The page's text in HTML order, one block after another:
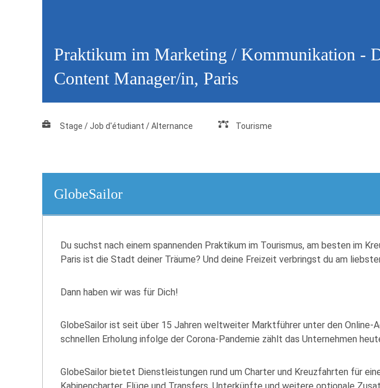
Praktikum im Marketing / Kommunikation -
Content Manager/in, Paris
Stage / Job d'étudiant / Alternance Tourisme
GlobeSailor
Du suchst nach einem spannenden Praktikum im Tourismus, am besten im
Paris ist die Stadt deiner Träume? Und deine Freizeit verbringst du am
Dann haben wir was für Dich!
GlobeSailor ist seit über 15 Jahren weltweiter Marktführer unter den
schnellen Erholung infolge der Corona-Pandemie zählt das Unternehmen
GlobeSailor bietet Dienstleistungen rund um Charter und Kreuzfahrten für